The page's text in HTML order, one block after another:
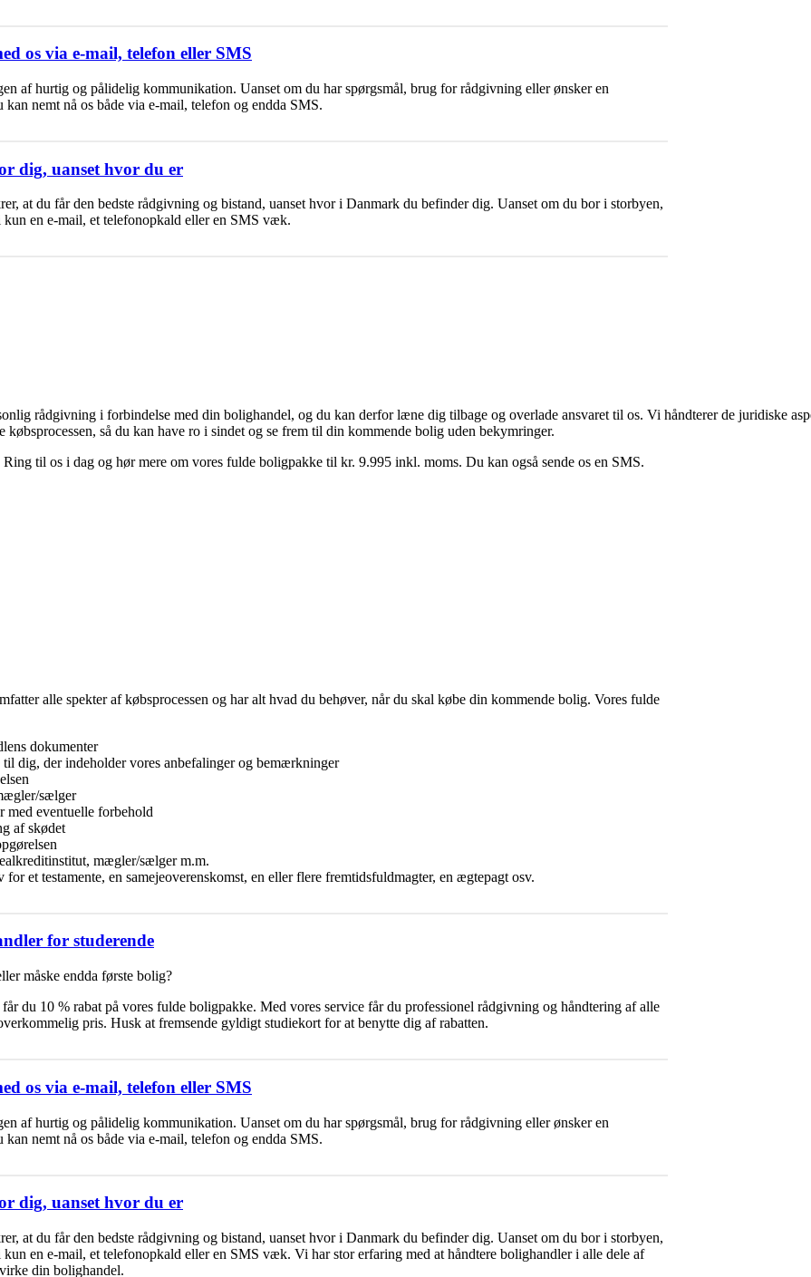
os via e-mail, telefon eller SMS
af hurtig og pålidelig kommunikation. Uanset om du har spørgsmål, brug for rådgivning eller ønsker en
nemt nå os både via e-mail, telefon og endda SMS.
dig, uanset hvor du er
at du får den bedste rådgivning og bistand, uanset hvor i Danmark du befinder dig. Uanset om du bor i storbyen,
kun en e-mail, ettelefonopkald eller en SMS væk.
rådgivning i forbindelse med din bolighandel, og du kan derfor læne dig tilbage og overlade ansvaret til os. Vi håndterer de juridiske
så du kan have ro i sindet og se frem til din kommende bolig uden bekymringer.
til os i dag og hør mere om vores fulde boligpakke til kr. 9.995 inkl. moms. Du kan også sende os en SMS.
alle spekter af købsprocessen og har alt hvad du behøver, når du skal købe din kommende bolig. Vores fulde
dokumenter
dig, der indeholder vores anbefalinger og bemærkninger
sælger
med eventuelle forbehold
af skødet
mægler/sælger m.m.
et testamente, en samejeoverenskomst, en eller flere fremtidsfuldmagter, en ægtepagt osv.
for studerende
måske endda første bolig?
du 10 % rabat på vores fulde boligpakke. Med vores service får du professionel rådgivning og håndtering af alle
pris. Husk at fremsende gyldigt studiekort for at benytte dig af rabatten.
os via e-mail, telefon eller SMS
af hurtig og pålidelig kommunikation. Uanset om du har spørgsmål, brug for rådgivning eller ønsker en
nemt nå os både via e-mail, telefon og endda SMS.
dig, uanset hvor du er
at du får den bedste rådgivning og bistand, uanset hvor i Danmark du befinder dig. Uanset om du bor i storbyen,
kun en e-mail, et telefonopkald eller en SMS væk. Vi har stor erfaring med at håndtere bolighandler i alle dele af
din bolighandel.